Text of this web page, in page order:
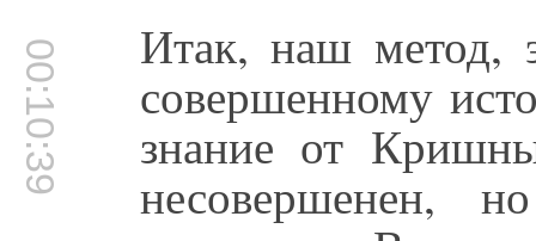
00:10:39 Итак, наш метод,
совершенному
знание от
несовершенен,